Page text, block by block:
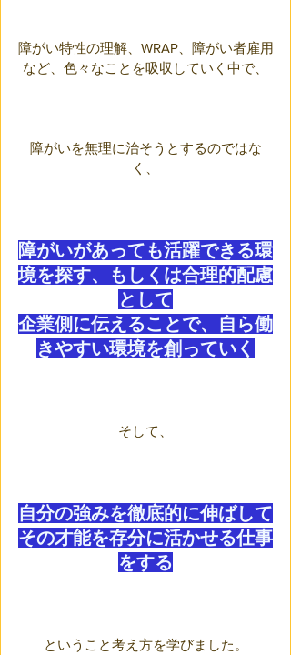
障がい特性の理解、WRAP、障がい者雇用
など、色々なことを吸収していく中で、
障がいを無理に治そうとするのではな
く、
障がいがあっても活躍できる環
境を探す、もしくは合理的配慮
として
企業側に伝えることで、自ら働
きやすい環境を創っていく
そして、
自分の強みを徹底的に伸ばして
その才能を存分に活かせる仕事
をする
ということ考え方を学びました。